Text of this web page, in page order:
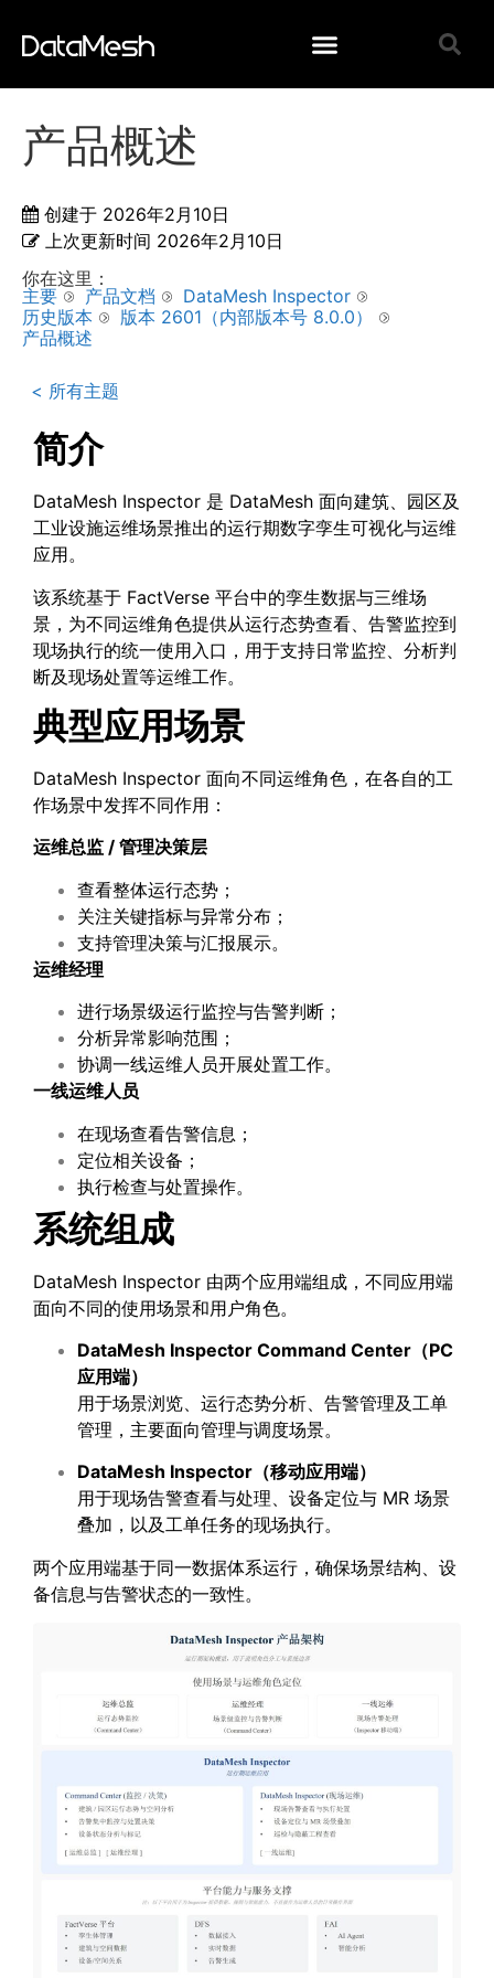
产品概述
创建于 2026年2月10日
上次更新时间 2026年2月10日
你在这里：
主要
产品文档
DataMesh Inspector
历史版本
版本 2601（内部版本号 8.0.0）
产品概述
< 所有主题
简介
DataMesh Inspector 是 DataMesh 面向建筑、园区及
工业设施运维场景推出的运行期数字孪生可视化与运维
应用。
该系统基于 FactVerse 平台中的孪生数据与三维场
景，为不同运维角色提供从运行态势查看、告警监控到
现场执行的统一使用入口，用于支持日常监控、分析判
断及现场处置等运维工作。
典型应用场景
DataMesh Inspector 面向不同运维角色，在各自的工
作场景中发挥不同作用：
运维总监 / 管理决策层
查看整体运行态势；
关注关键指标与异常分布；
支持管理决策与汇报展示。
运维经理
进行场景级运行监控与告警判断；
分析异常影响范围；
协调一线运维人员开展处置工作。
一线运维人员
在现场查看告警信息；
定位相关设备；
执行检查与处置操作。
系统组成
DataMesh Inspector 由两个应用端组成，不同应用端
面向不同的使用场景和用户角色。
DataMesh Inspector Command Center （PC
应用端）
用于场景浏览、运行态势分析、告警管理及工单
管理，主要面向管理与调度场景。
DataMesh Inspector （移动应用端）
用于现场告警查看与处理、设备定位与 MR 场景
叠加，以及工单任务的现场执行。
两个应用端基于同一数据体系运行，确保场景结构、设
备信息与告警状态的一致性。